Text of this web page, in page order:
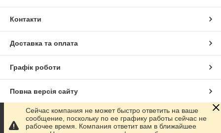
Контакти
Доставка та оплата
Графік роботи
Повна версія сайту
Сайт створено на маркетплейсіProm.ua
Сейчас компания не может быстро ответить на ваше
сообщение, поскольку по ее графику работы сейчас не
рабочее время. Компания ответит вам в ближайшее